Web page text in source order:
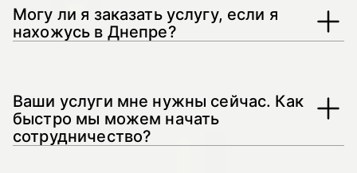
Сколько по времени продолжался разговор;
И так далее
вашей облачной АТС, в которую уже заведен
ваш существующий городской номер телефона.
Могу ли я заказать услугу, если я
нахожусь в Днепре?
любого регионального центра Украины, в том
числе и Днепропетровские номера.
Ваши услуги мне нужны сейчас. Как
быстро мы можем начать
сотрудничество?